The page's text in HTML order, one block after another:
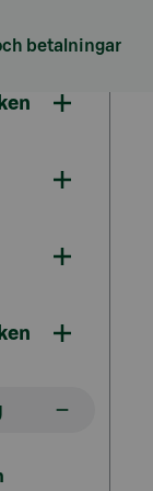
betalningar